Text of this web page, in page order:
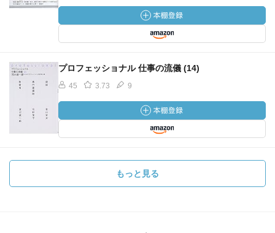
プロフェッショナル 仕事の流儀 (14)
45 3.73 9
もっと見る